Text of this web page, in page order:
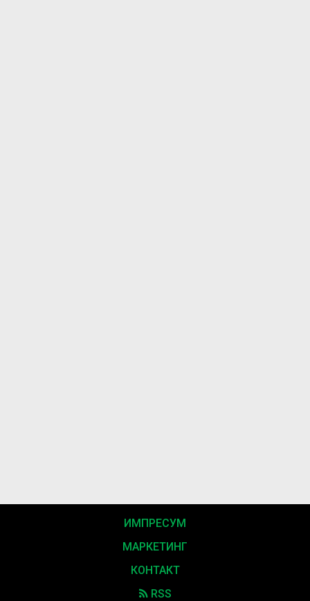
ИМПРЕСУМ
МАРКЕТИНГ
КОНТАКТ
RSS